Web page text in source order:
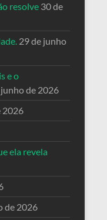
resolve 30 de
29 de junho
e o
de 2026
2026
ela revela
de 2026